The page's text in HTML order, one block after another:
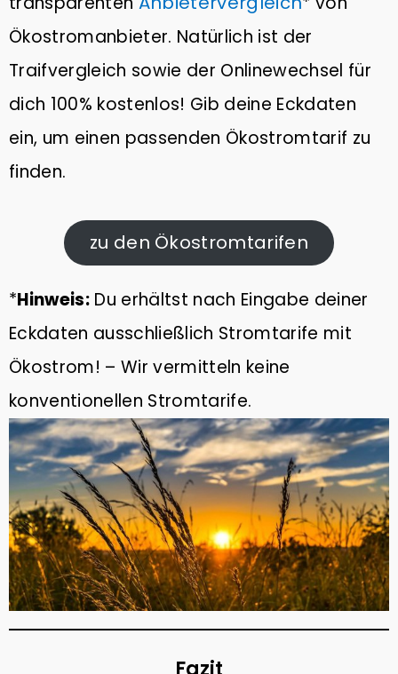
Ökostromanbieter. Natürlich ist der
Traifvergleich sowie der Onlinewechsel für
dich 100% kostenlos! Gib deine Eckdaten
ein, um einen passenden Ökostromtarif zu
finden.
zu den Ökostromtarifen
*Hinweis:Du erhältst nach Eingabe deiner
Eckdaten ausschließlich Stromtarife mit
Ökostrom! – Wir vermitteln keine
konventionellen Stromtarife.